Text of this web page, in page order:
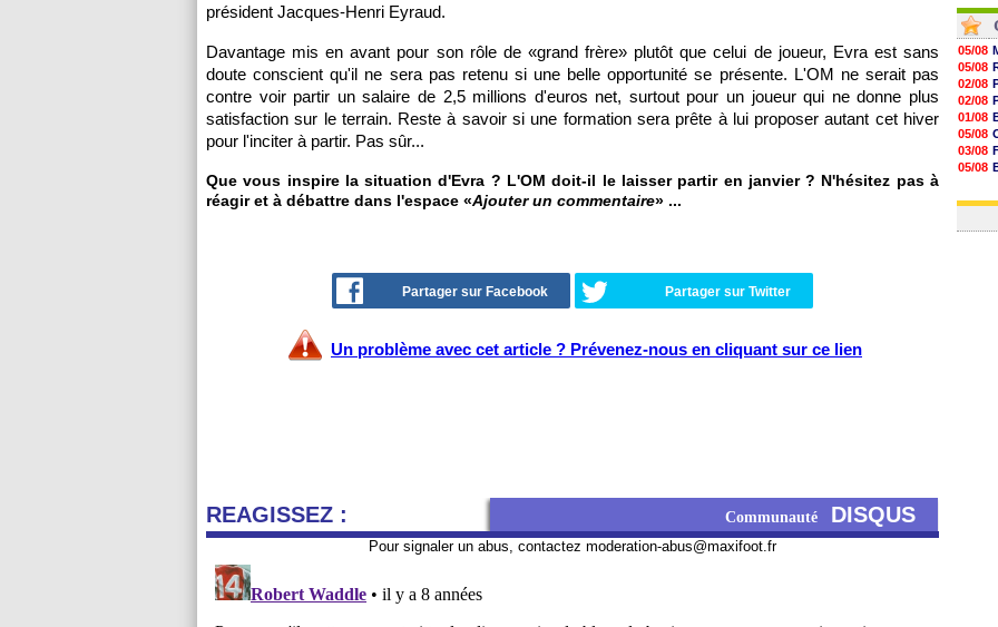
président Jacques-Henri Eyraud.
Davantage mis en avant pour son rôle de «grand frère» plutôt que celui de joueur, Evra est sans
doute conscient qu'il ne sera pas retenu si une belle opportunité se présente. L'OM ne serait pas
contre voir partir un salaire de 2,5 millions d'euros net, surtout pour un joueur qui ne donne plus
satisfaction sur le terrain. Reste à savoir si une formation sera prête à lui proposer autant cet hiver
pour l'inciter à partir. Pas sûr...
Que vous inspire la situation d'Evra ? L'OM doit-il le laisser partir en janvier ? N'hésitez pas à
réagir et à débattre dans l'espace «Ajouter un commentaire» ...
Partager sur Facebook Partager sur Twitter
Un problème avec cet article ? Prévenez-nous en cliquant sur ce lien
REAGISSEZ : Communauté DISQUS
Pour signaler un abus, contactez moderation-abus@maxifoot.fr
05/08
05/08
02/08
02/08
01/08
05/08
03/08
05/08
03/08